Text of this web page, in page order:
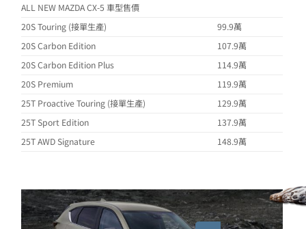
ALL NEW MAZDA CX-5 車型售價
20S Touring (接單生產)
99.9萬
20S Carbon Edition
107.9萬
20S Carbon Edition Plus
114.9萬
20S Premium
119.9萬
25T Proactive Touring (接單生產)
129.9萬
25T Sport Edition
137.9萬
25T AWD Signature
148.9萬